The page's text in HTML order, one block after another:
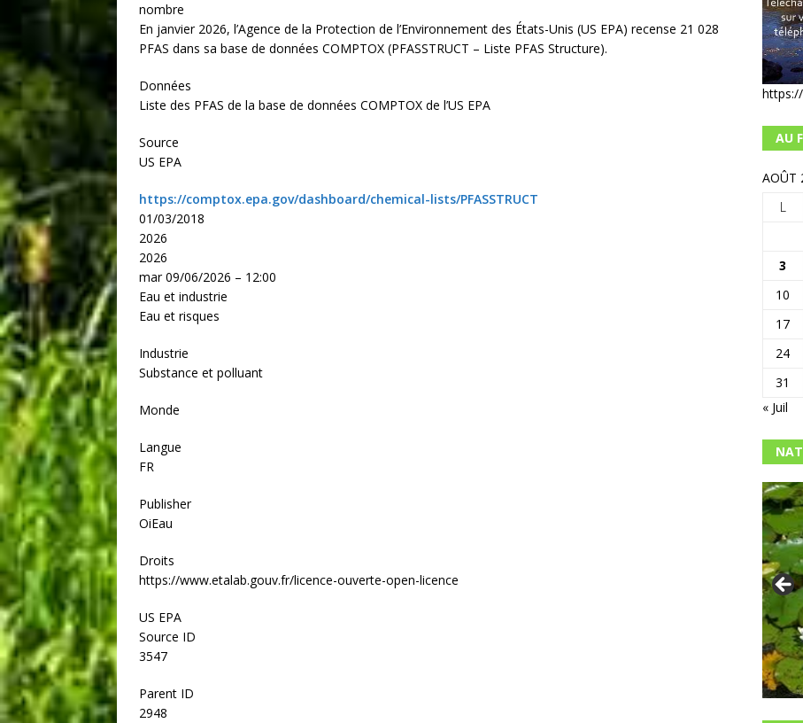
nombre
En janvier 2026, l’Agence de la Protection de l’Environnement des États-Unis (US EPA) recense 21 028
PFAS dans sa base de données COMPTOX (PFASSTRUCT – Liste PFAS Structure).
Données
Liste des PFAS de la base de données COMPTOX de l’US EPA
Source
US EPA
https://comptox.epa.gov/dashboard/chemical-lists/PFASSTRUCT
01/03/2018
2026
2026
mar 09/06/2026 – 12:00
Eau et industrie
Eau et risques
Industrie
Substance et polluant
Monde
Langue
FR
Publisher
OiEau
Droits
https://www.etalab.gouv.fr/licence-ouverte-open-licence
US EPA
Source ID
3547
Parent ID
2948
AU
AOÛT
L
3
10
17
24
31
« Juil